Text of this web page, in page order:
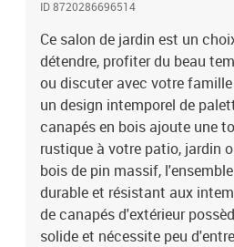
massif (non traité)Matériau du
polyester)Dimensions du canapé
(l x P x H)Dimensions de la table : 70
H)Épaisseur du coussin : 8
charge maximale (par siège) : 110
canapé d'angle4 x canapé central1 x
coussin de dossier/latéral
ID 8720286696514
Ce salon de jardin est un
détendre, profiter du beau
ou discuter avec votre
un design intemporel de
canapés en bois ajoute une
rustique à votre patio, jardin
bois de pin massif,
durable et résistant aux
de canapés d'extérieur
solide et nécessite peu